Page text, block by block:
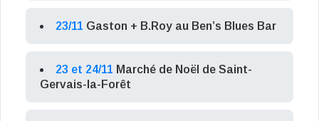
23/11 Gaston + B.Roy au Ben’s Blues Bar
23 et 24/11 Marché de Noël de Saint-
Gervais-la-Forêt